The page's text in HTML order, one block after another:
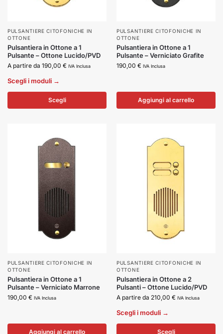
PULSANTIERE CITOFONICHE IN
OTTONE
Pulsantiera in Ottone a 1
Pulsante – Ottone Lucido/PVD
A partire da 190,00 € IVA Inclusa
Scegli i moduli →
Scegli
PULSANTIERE CITOFONICHE IN
OTTONE
Pulsantiera in Ottone a 1
Pulsante – Verniciato Grafite
190,00 € IVA Inclusa
Aggiungi al carrello
PULSANTIERE CITOFONICHE IN
OTTONE
Pulsantiera in Ottone a 1
Pulsante – Verniciato Marrone
190,00 € IVA Inclusa
Aggiungi al carrello
PULSANTIERE CITOFONICHE IN
OTTONE
Pulsantiera in Ottone a 2
Pulsanti – Ottone Lucido/PVD
A partire da 210,00 € IVA Inclusa
Scegli i moduli →
Scegli